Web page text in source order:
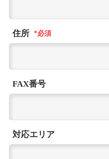
住所
FAX番号
対応エリア